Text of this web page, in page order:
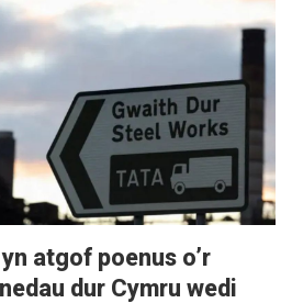
atgof poenus o’r
dur Cymru wedi